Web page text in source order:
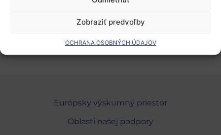
Zobraziť predvoľby
OCHRANA OSOBNÝCH ÚDAJOV
Pridať do Google Calendar
Európsky výskumný priestor
Oblasti našej podpory